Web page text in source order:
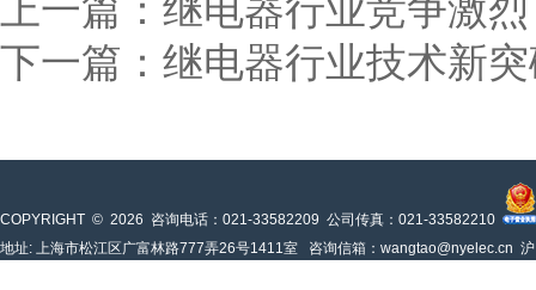
上一篇：继电器行业竞争激
下一篇：继电器行业技术新
COPYRIGHT © 2026 咨询电话：021-33582209 公司传真：021-33582210
地址: 上海市松江区广富林路777弄26号1411室 咨询信箱：wangtao@nyelec.cn